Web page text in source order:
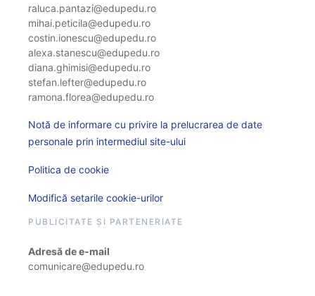
raluca.pantazi@edupedu.ro
mihai.peticila@edupedu.ro
costin.ionescu@edupedu.ro
alexa.stanescu@edupedu.ro
diana.ghimisi@edupedu.ro
stefan.lefter@edupedu.ro
ramona.florea@edupedu.ro
Notă de informare cu privire la prelucrarea de date
personale prin intermediul site-ului
Politica de cookie
Modifică setarile cookie-urilor
PUBLICITATE ȘI PARTENERIATE
Adresă de e-mail
comunicare@edupedu.ro